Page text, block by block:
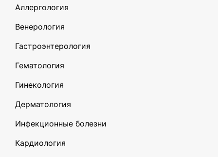
Аллергология
Венерология
Гастроэнтерология
Гематология
Гинекология
Дерматология
Инфекционные болезни
Кардиология